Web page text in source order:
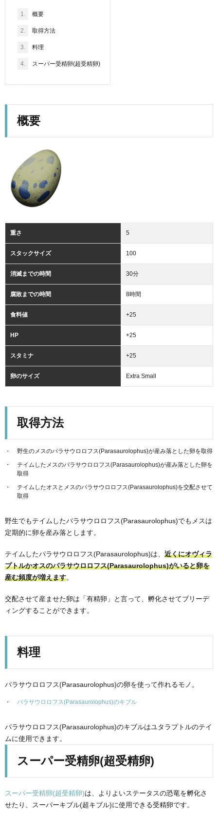
1. 概要
2. 取得方法
3. 料理
4. スーパー受精卵(超受精卵)
概要
重さ 5
スタックサイズ 100
消滅までの時間 30分
腐敗までの時間 8時間
食料値 +25
HP +25
スタミナ +25
卵のサイズ Extra Small
取得方法
野生のメスのパラサウロロフス(Parasaurolophus)が産み落とした卵を取得
テイムしたメスのパラサウロロフス(Parasaurolophus)が産み落とした卵を
取得
テイムしたオスとメスのパラサウロロフス(Parasaurolophus)を交配させて
取得
野生でもテイムしたパラサウロロフス(Parasaurolophus)でもメスは
定期的に卵を産み落とします。
テイムしたパラサウロロフス(Parasaurolophus)は、 近くにオヴィラ
プトルかオスのパラサウロロフス(Parasaurolophus)がいると卵を
産む頻度が増えます。
交配させて産ませた卵は「有精卵」と言って、孵化させてブリーデ
ィングすることができます。
料理
パラサウロロフス(Parasaurolophus)の卵を使って作れるモノ。
パラサウロロフス(Parasaurolophus)のキブル
パラサウロロフス(Parasaurolophus)のキブルはユタラプトルのテイ
ムに使用できます。
スーパー受精卵(超受精卵)
スーパー受精卵(超受精卵)は、よりよいステータスの恐竜を孵化さ
せたり、スーパーキブル(超キブル)に使用できる受精卵です。